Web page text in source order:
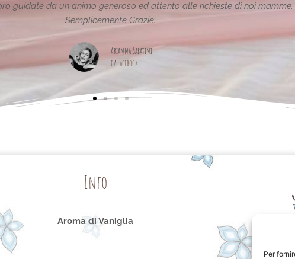
Per
pagina,piena di idee!grazie
da Facebook
Info
Aroma di Vaniglia